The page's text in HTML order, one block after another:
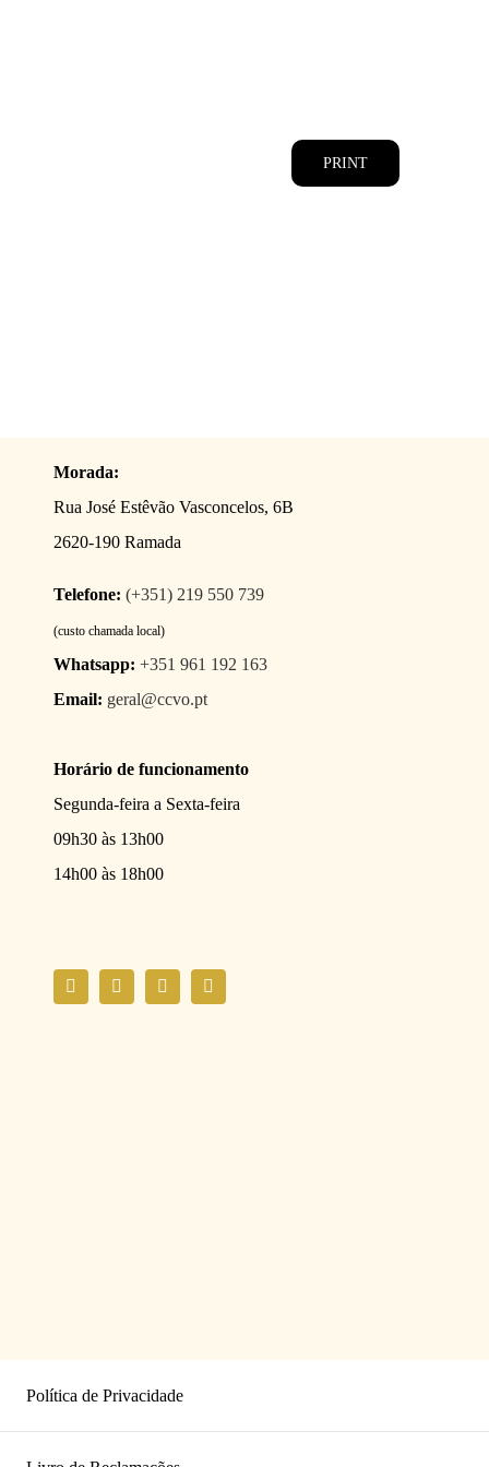
PRINT
Política de Privacidade
Morada:
Rua José Estêvão Vasconcelos, 6B
2620-190 Ramada
Telefone: (+351) 219 550 739
(custo chamada local)
Whatsapp: +351 961 192 163
Email: geral@ccvo.pt
Horário de funcionamento
Segunda-feira a Sexta-feira
09h30 às 13h00
14h00 às 18h00